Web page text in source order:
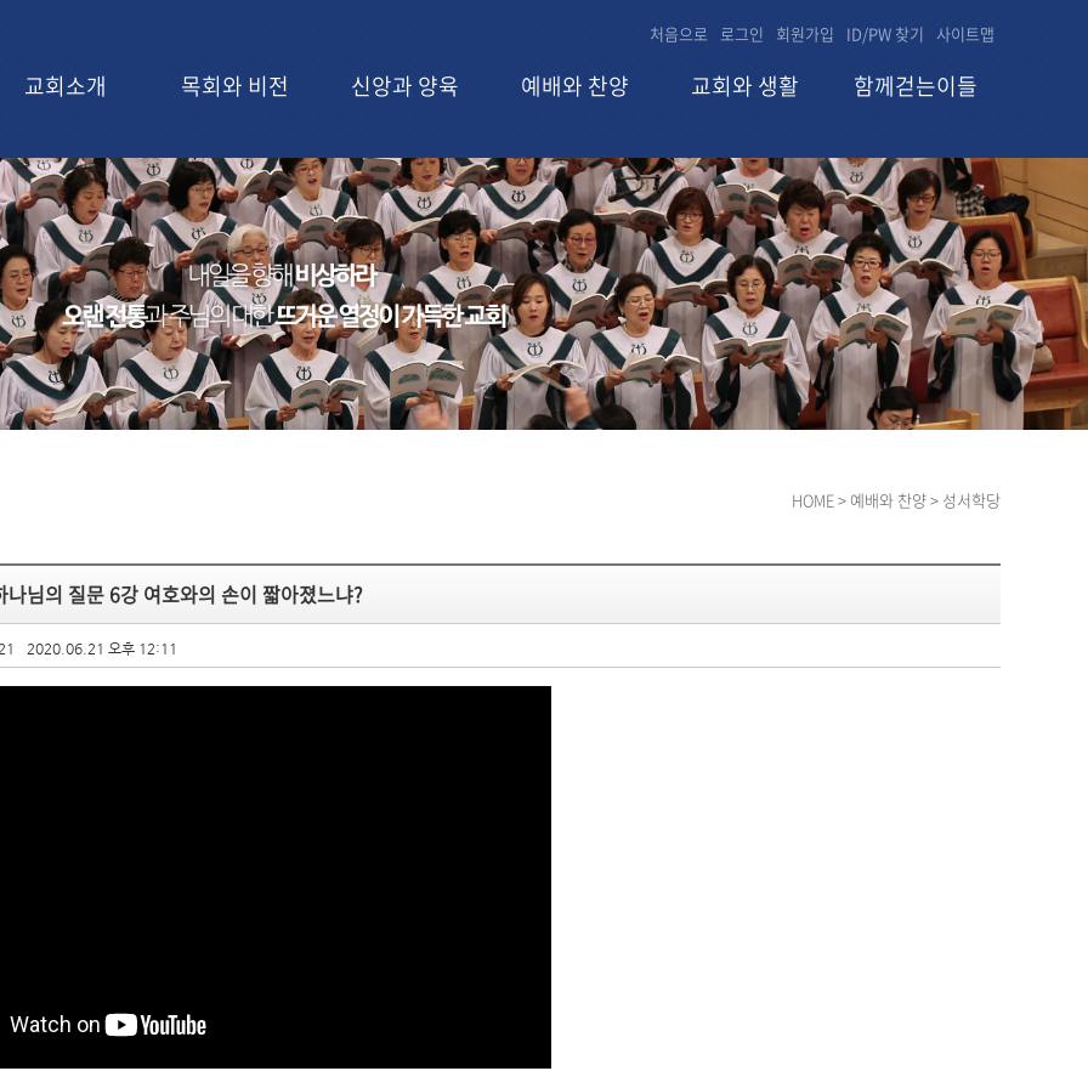
처음으로 로그인 회원가입 ID/PW 찾기 사이트맵
교회소개 목회와 비전 신앙과 양육 예배와 찬양 교회와 생활 함께걷는이들
HOME> 예배와 찬양 > 성서학당
나님의 질문 6강 여호와의 손이 짧아졌느냐?
2020.06.21 오후 12:11